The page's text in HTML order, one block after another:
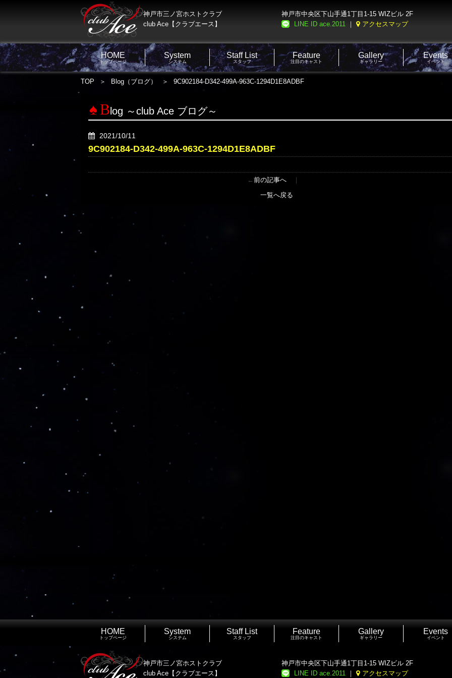
神戸市三ノ宮ホストクラブ
club Ace【クラブエース】
神戸市中央区下山手通1丁目1-15 WIZビル 2F
LINE ID ace.2011 ｜ アクセスマップ
HOME
トップページ
System
システム
Staff List
スタッフ
Feature
注目のキャスト
Gallery
ギャラリー
Events
イベント
TOP Blog（ブログ） 9C902184-D342-499A-963C-1294D1E8ADBF
B log ～club Ace ブログ～
2021/10/11
9C902184-D342-499A-963C-1294D1E8ADBF
← 前の記事へ｜
一覧へ戻る
HOME
トップページ
System
システム
Staff List
スタッフ
Feature
注目のキャスト
Gallery
ギャラリー
Events
イベント
神戸市三ノ宮ホストクラブ
club Ace【クラブエース】
神戸市中央区下山手通1丁目1-15 WIZビル 2F
LINE ID ace.2011 ｜ アクセスマップ